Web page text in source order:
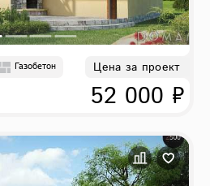
Газобетон Цена за проект
52 000 ₽